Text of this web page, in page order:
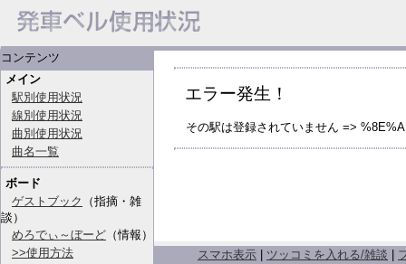
コンテンツ
メイン
駅別使用状況
線別使用状況
曲別使用状況
曲名一覧
ボード
ゲストブック
（指摘・雑
談）
めろでぃ～ぼーど （情報）
>>使用方法
エラー発生！
その駅は登録されていません =>
スマホ表示 ツッコミを入れる/雑談